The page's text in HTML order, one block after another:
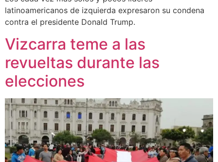
latinoamericanos de izquierda expresaron su condena
contra el presidente Donald Trump.
Vizcarra teme a las
revueltas durante las
elecciones